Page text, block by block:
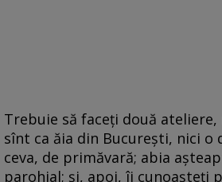
Trebuie să faceți două
sînt ca ăia din București, nici o
ceva, de primăvară; abia
parohial; și, apoi, îi cunoașteți